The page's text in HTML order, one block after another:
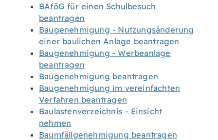
BAföG für einen Schulbesuch
beantragen
Baugenehmigung - Nutzungsänderung
einer baulichen Anlage beantragen
Baugenehmigung - Werbeanlage
beantragen
Baugenehmigung beantragen
Baugenehmigung im vereinfachten
Verfahren beantragen
Baulastenverzeichnis - Einsicht
nehmen
Baumfällgenehmigung beantragen